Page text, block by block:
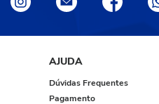
AJUDA
Dúvidas Frequentes
Pagamento